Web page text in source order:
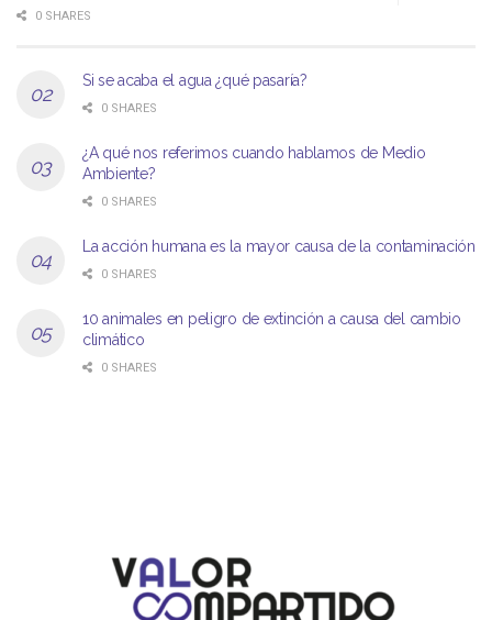
0 SHARES
Si se acaba el agua ¿qué pasaría?
0 SHARES
¿A qué nos referimos cuando hablamos de Medio
Ambiente?
0 SHARES
La acción humana es la mayor causa de la contaminación
0 SHARES
10 animales en peligro de extinción a causa del cambio
climático
0 SHARES